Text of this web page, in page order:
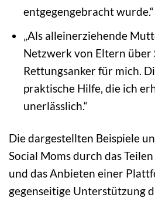
entgegengebracht wurde.“
„Als alleinerziehende
Netzwerk von Eltern über
Rettungsanker für mich.
praktische Hilfe, die ich
unerlässlich.“
Die dargestellten Beispiele
Social Moms durch das
und das Anbieten einer
gegenseitige Unterstützung